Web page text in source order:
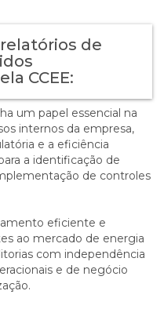
de
CCEE:
um papel essencial na
internos da empresa,
e a eficiência
a identificação de
de controles
eficiente e
ao mercado de energia
com independência
e de negócio